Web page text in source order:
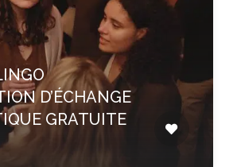
D’ÉCHANGE
GRATUITE